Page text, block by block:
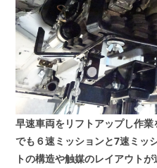
早速車両をリフトアップし作業
でも６速ミッションと7速ミッ
トの構造や触媒のレイアウト